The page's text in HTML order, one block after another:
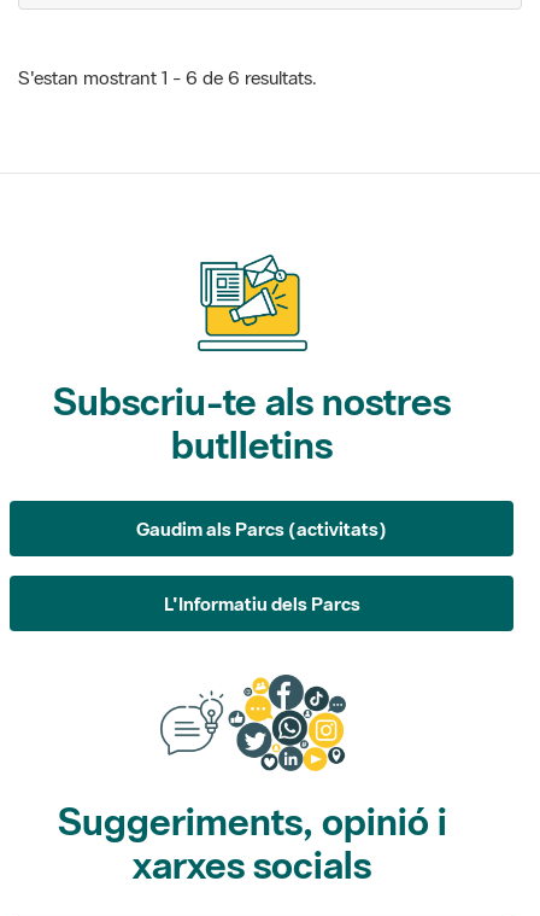
S'estan mostrant 1 - 6 de 6 resultats.
Subscriu-te als nostres
butlletins
Gaudim als Parcs (activitats)
L'Informatiu dels Parcs
Suggeriments, opinió i
xarxes socials